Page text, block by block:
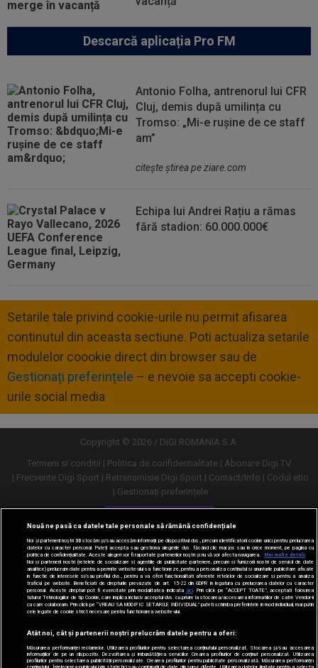
Descarcă aplicația Pro FM
Antonio Folha, antrenorul lui CFR
Cluj, demis după umilința cu
Tromso: „Mi-e rușine de ce staff
am”
citeşte ştirea pe ziare.com
Echipa lui Andrei Rațiu a rămas
fără stadion: 60.000.000€
Setarile tale privind cookie-urile nu permit afisarea
continutul din aceasta sectiune. Poti actualiza setarile
modulelor coookie direct din browser sau de
Gestionați preferințele – e nevoie sa accepti cookie-
urile social media
Copyright © 2026 / DIGI ROMANIA S.A.
Termeni si conditii
Politica de confidentialitate
Abonare Digi TV
Frecvente Digi Sport
Retransmisie Digi Sport Contact/Info
Codul etic
Gestionați preferințele
Versiune desktop
Nouă ne pasă ca datele tale personale să rămână confidențiale
Noi și partenerii noștri30stocăm și/sau accesăm informații pe dispozitivul dvs., precum identificatorii cookie unici pentru prelucrarea
datelor cu caracter personal. Puteți accepta sau gestiona alegerile dvs. făcând clic mai jos sau în orice moment, pe pagina cu
politica de confidențialitate. Aceste alegeri vor fi raportate partenerilor noștri și nu vă vor afecta navigarea.
Mai multe detalii
Noi si partenerii nostri (retelele de socializare si agentiile de publicitate partenere, precum si furnizorii nostri de servicii de date
analitice) prelucram date pentru a permite website-ului sa functioneze, pentru a personaliza continutul si anunturile publicitare afisate
in functie de interesele si/sau profilul dvs., pentru a va oferi functionalitati aferente retelelor de socializare si pentru a analiza
traficul pe website. Beneficiati de drepturile prevazute de art. 15-22 din GDPR in legatura cu prelucrarea datelor cu caracter
personal. Aceste drepturi pot fi exercitate prin modalitatea indicata aici. Prin click pe “ACCEPT TOATE”, acceptati folosirea
tuturor Tehnologiilor de tip Cookie, care implica inclusiv acceptul dvs. cu privire la stocarea/accesarea informatiilor de catre Vendor-ii
cu care colaboram. Prin click pe “VREAU SA MODIFIC SETARILE INDIVIDUAL” puteti schimba preferintele in mod individual, mai putin
cele legate de cookie strict necesare pentru functionarea website-ului.
Atât noi, cât și partenerii noștri prelucrăm datele pentru a oferi:
Măsurarea performanței reclamelor. Utilizarea profilurilor pentru selectarea conținutului personalizat. Stocarea și/sau accesarea
informațiilor de pe un dispozitiv. Dezvoltarea și îmbunătățirea serviciilor. Crearea profilurilor de conținut personalizat. Utilizarea
profilurilor pentru selectarea publicității personalizate. Crearea profilurilor pentru publicitate personalizată. Măsurarea performanței